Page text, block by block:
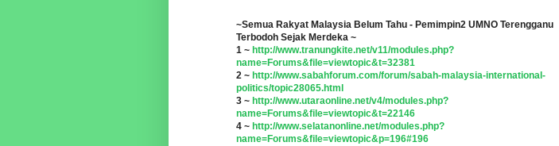
~Semua Rakyat Malaysia Belum Tahu - Pemimpin2 UMNO Terengganu
Terbodoh Sejak Merdeka ~
1 ~ http://www.tranungkite.net/v11/modules.php?
name=Forums&file=viewtopic&t=32381
2 ~ http://www.sabahforum.com/forum/sabah-malaysia-international-
politics/topic28065.html
3 ~ http://www.utaraonline.net/v4/modules.php?
name=Forums&file=viewtopic&t=22146
4 ~ http://www.selatanonline.net/modules.php?
name=Forums&file=viewtopic&p=196#196